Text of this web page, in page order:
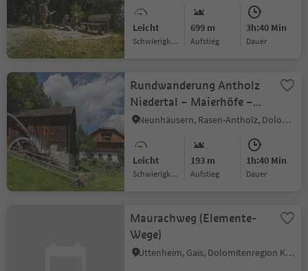
Leicht
Schwierigkeitsgrad
699 m
Aufstieg
3h:40 Min
Dauer
Rundwanderung Antholz
Niedertal – Maierhöfe –
Antholz Mittertal
Neunhäusern, Rasen-Antholz, Dolomitenregion Kronplatz
Leicht
Schwierigkeitsgrad
193 m
Aufstieg
1h:40 Min
Dauer
Maurachweg (Elemente-
Wege)
Uttenheim, Gais, Dolomitenregion Kronplatz